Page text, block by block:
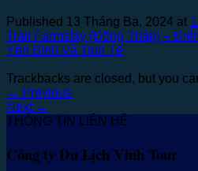
Published 13 Tháng Ba, 2024 at
Trail Farmstay (Đồng Tháp) –
Yên Bình Và Tinh Tế
Trackbacks are closed, but you
← Previous
Next →
THÔNG TIN LIÊN HỆ
Công ty Du Lịch Vinh Tour